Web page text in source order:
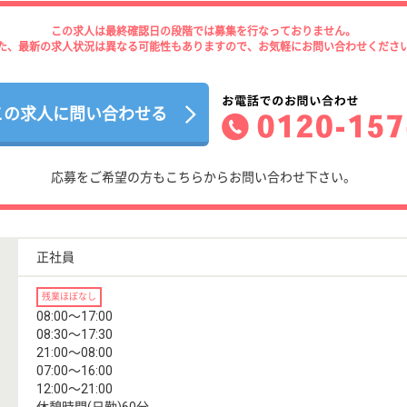
この求人は最終確認日の段階では募集を行なっておりません。
、最新の求人状況は異なる可能性もありますので、お気軽にお問い合わせくださ
求人に問い合わせる
応募をご希望の方もこちらからお問い合わせ下さい。
正社員
残業ほぼなし
08:00〜17:00
08:30〜17:30
21:00〜08:00
07:00〜16:00
12:00〜21:00